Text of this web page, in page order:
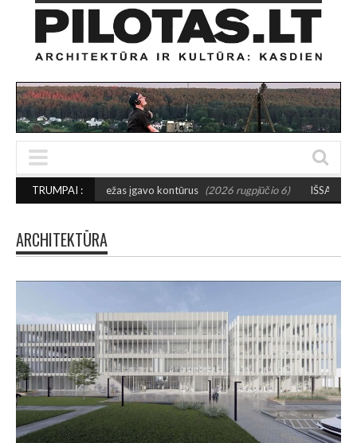
TRUMPAI :
įgavo kontūrus (2026 rugpjūčio 6) IŠSAUGOS URBANISTINĮ
ARCHITEKTŪRA